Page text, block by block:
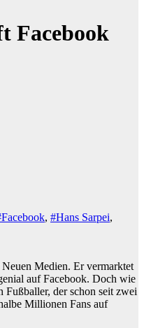
Facebook
, #Hans Sarpei,
Medien. Er vermarktet
auf Facebook. Doch wie
Fußballer, der schon seit zwei
Millionen Fans auf